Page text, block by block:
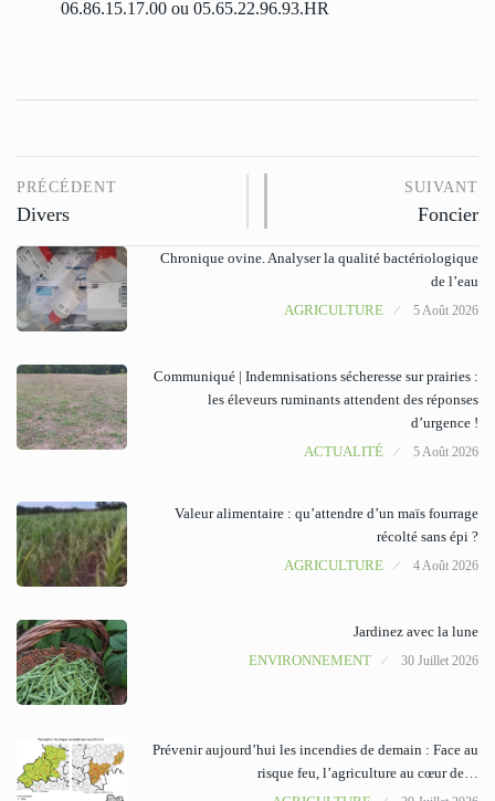
06.86.15.17.00 ou 05.65.22.96.93.HR
PRÉCÉDENT
Divers
SUIVANT
Foncier
Chronique ovine. Analyser la qualité bactériologique
de l’eau
AGRICULTURE
5 Août 2026
Communiqué | Indemnisations sécheresse sur prairies :
les éleveurs ruminants attendent des réponses
d’urgence !
ACTUALITÉ
5 Août 2026
Valeur alimentaire : qu’attendre d’un maïs fourrage
récolté sans épi ?
AGRICULTURE
4 Août 2026
Jardinez avec la lune
ENVIRONNEMENT
30 Juillet 2026
Prévenir aujourd’hui les incendies de demain : Face au
risque feu, l’agriculture au cœur de…